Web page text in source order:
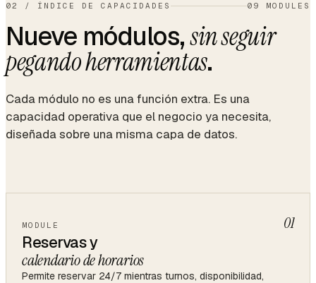
02 / ÍNDICE DE CAPACIDADES 09 MODULES
Nueve módulos,sin seguir
pegando herramientas.
Cada módulo no es una función extra. Es una
capacidad operativa que el negocio ya necesita,
diseñada sobre una misma capa de datos.
MODULE 01
Reservas y
calendario de horarios
Permite reservar 24/7 mientras turnos, disponibilidad,